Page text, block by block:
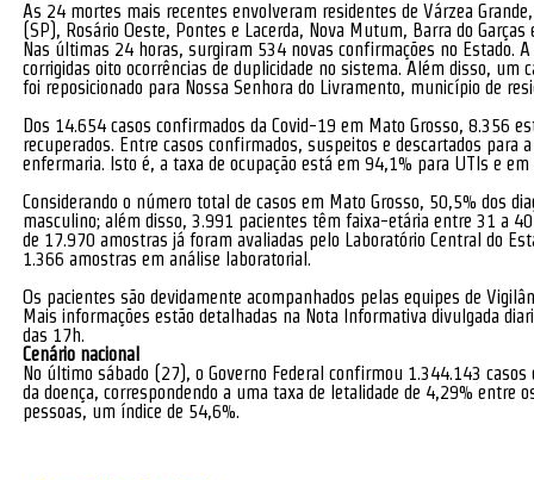
As 24 mortes mais recentes envolveram residentes de Várzea
(SP), Rosário Oeste, Pontes e Lacerda, Nova Mutum, Barra do Garças
Nas últimas 24 horas, surgiram 534 novas confirmações no Estado.
corrigidas oito ocorrências de duplicidade no sistema. Além disso, um
foi reposicionado para Nossa Senhora do Livramento, município de
Dos 14.654 casos confirmados da Covid-19 em Mato Grosso, 8.356
recuperados. Entre casos confirmados, suspeitos e descartados para
enfermaria. Isto é, a taxa de ocupação está em 94,1% para UTIs e
Considerando o número total de casos em Mato Grosso, 50,5% dos
masculino; além disso, 3.991 pacientes têm faixa-etária entre 31 a
de 17.970 amostras já foram avaliadas pelo Laboratório Central do
1.366 amostras em análise laboratorial.
Os pacientes são devidamente acompanhados pelas equipes de
Mais informações estão detalhadas na Nota Informativa divulgada
das 17h.
Cenário nacional
No último sábado (27), o Governo Federal confirmou 1.344.143
da doença, correspondendo a uma taxa de letalidade de 4,29% entre
pessoas, um índice de 54,6%.